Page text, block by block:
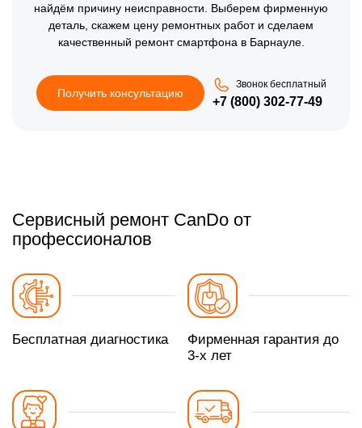
найдём причину неисправности. Выберем фирменную
деталь, скажем цену ремонтных работ и сделаем
качественный ремонт смартфона в Барнауле.
Получить консультацию
Звонок бесплатный
+7 (800) 302-77-49
Сервисный ремонт CanDo от
профессионалов
Бесплатная диагностика
Фирменная гарантия до
3-х лет